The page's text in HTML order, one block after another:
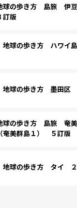
球の歩き方 島旅 伊
版
球の歩き方 ハワイ
球の歩き方 墨田区
球の歩き方 島旅 奄
奄美群島１） ５訂版
球の歩き方 タイ ２